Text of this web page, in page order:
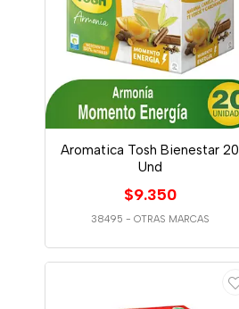
Aromatica Tosh Bienestar 20
Und
$9.350
38495 - OTRAS MARCAS